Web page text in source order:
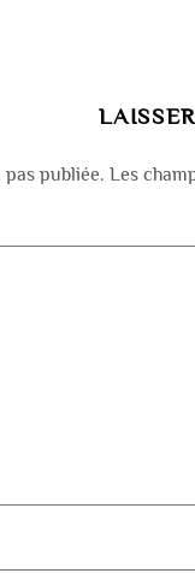
pas publiée. Les